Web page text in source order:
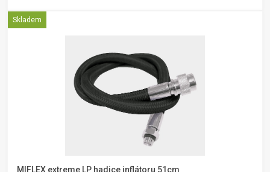
Skladem
MIFLEX extreme LP hadice inflátoru 51cm